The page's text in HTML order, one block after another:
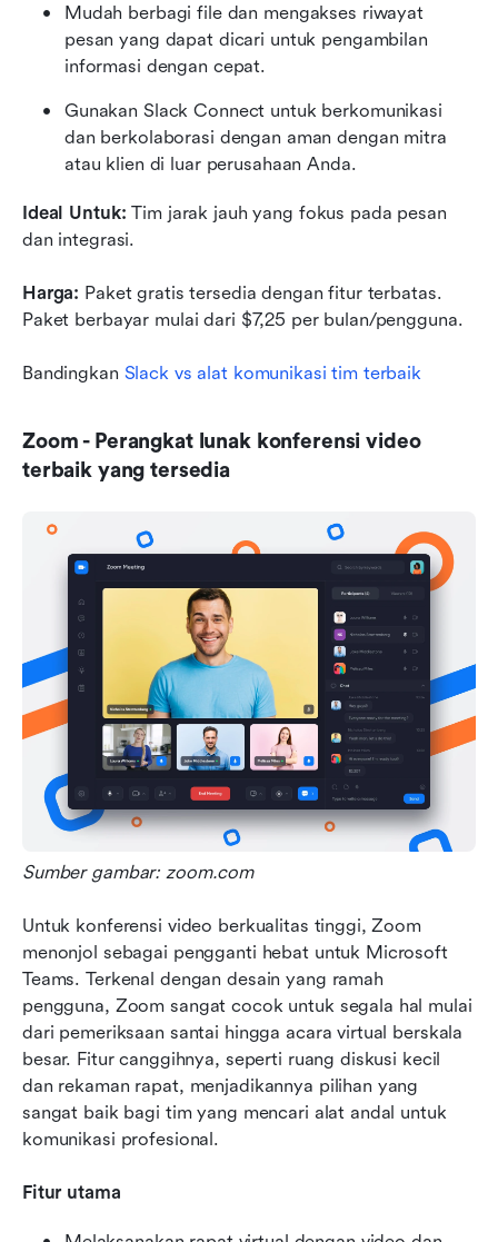
Mudah berbagi file dan mengakses riwayat
pesan yang dapat dicari untuk pengambilan
informasi dengan cepat.
Gunakan Slack Connect untuk berkomunikasi
dan berkolaborasi dengan aman dengan mitra
atau klien di luar perusahaan Anda.
Ideal Untuk: Tim jarak jauh yang fokus pada pesan
dan integrasi.
Harga: Paket gratis tersedia dengan fitur terbatas.
Paket berbayar mulai dari $7,25 per bulan/pengguna.
Bandingkan Slack vs alat komunikasi tim terbaik
Zoom - Perangkat lunak konferensi video
terbaik yang tersedia
Sumber gambar: zoom.com
Untuk konferensi video berkualitas tinggi, Zoom
menonjol sebagai pengganti hebat untuk Microsoft
Teams. Terkenal dengan desain yang ramah
pengguna, Zoom sangat cocok untuk segala hal mulai
dari pemeriksaan santai hingga acara virtual berskala
besar. Fitur canggihnya, seperti ruang diskusi kecil
dan rekaman rapat, menjadikannya pilihan yang
sangat baik bagi tim yang mencari alat andal untuk
komunikasi profesional.
Fitur utama